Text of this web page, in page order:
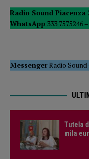
Radio Sound Piacenza
WhatsApp 333 7575246 –
MessengerRadio Sound
Tutela
mila